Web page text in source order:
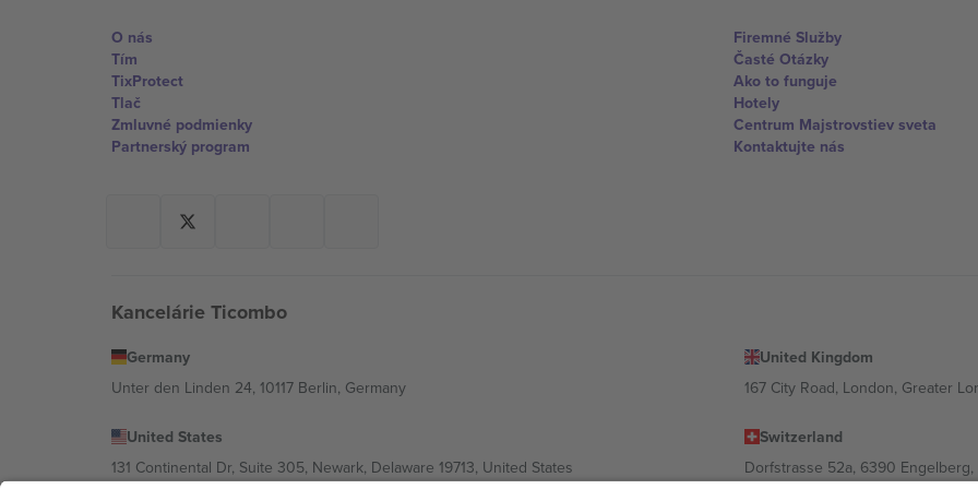
O nás
Tím
TixProtect
Tlač
Zmluvné podmienky
Partnerský program
Firemné Služby
Časté Otázky
Ako to funguje
Hotely
Centrum Majstrovstiev sveta
Kontaktujte nás
Kancelárie Ticombo
Germany
Unter den Linden 24, 10117 Berlin, Germany
United Kingdom
167 City Road, London, Greater
United States
131 Continental Dr, Suite 305, Newark, Delaware 19713, United States
Switzerland
Dorfstrasse 52a, 6390 Engelberg,